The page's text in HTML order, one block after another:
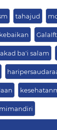
tahajud
akad ba'i salam